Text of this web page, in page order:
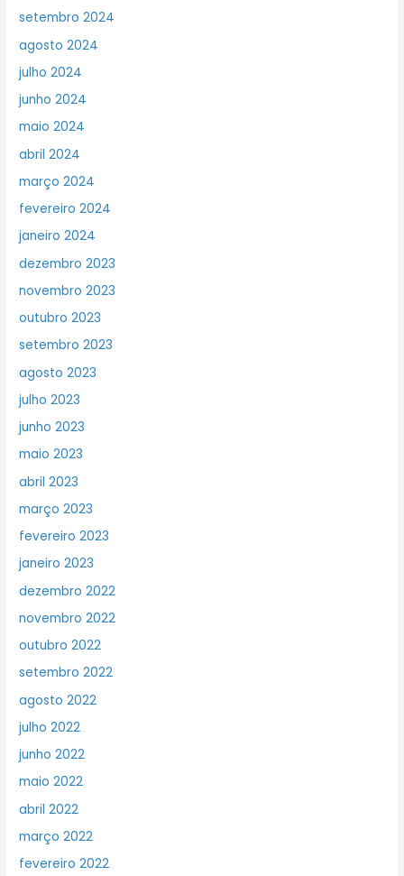
setembro 2024
agosto 2024
julho 2024
junho 2024
maio 2024
abril 2024
março 2024
fevereiro 2024
janeiro 2024
dezembro 2023
novembro 2023
outubro 2023
setembro 2023
agosto 2023
julho 2023
junho 2023
maio 2023
abril 2023
março 2023
fevereiro 2023
janeiro 2023
dezembro 2022
novembro 2022
outubro 2022
setembro 2022
agosto 2022
julho 2022
junho 2022
maio 2022
abril 2022
março 2022
fevereiro 2022